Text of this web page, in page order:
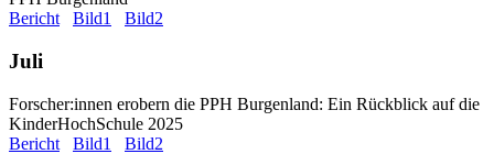
Bericht
Bild1 Bild2
Juli
Forscher:innen erobern die PPH Burgenland: Ein Rückblick auf die
KinderHochSchule 2025
Bericht
Bild1
Bild2